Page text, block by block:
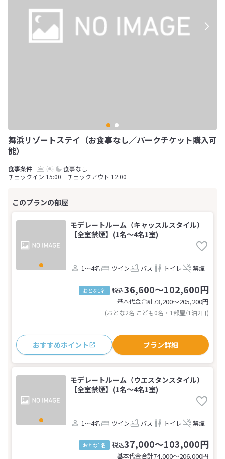
舞浜リゾートステイ（お食事なし／パークチケット購入可
能）
食事なし
チェックイン 15:00 チェックアウト 12:00
モデレートルーム（キャッスルスタイル）
【全室禁煙】(1名～4名1室)
1～4名 ツイン バス トイレ 禁煙
おとな1名 税込36,600～102,600円
基本代金合計73,200〜205,200円
(おとな2名 こども0名・1部屋/1泊2日)
おすすめポイント プラン詳細
モデレートルーム（ウエスタンスタイル）
【全室禁煙】(1名～4名1室)
1～4名 ツイン バス トイレ 禁煙
おとな1名 税込37,000～103,000円
基本代金合計74,000〜206,000円